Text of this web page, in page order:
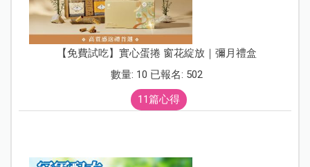
【免費試吃】實心蛋捲 窗花綻放｜彌月禮盒
數量: 10 已報名: 502
11篇心得